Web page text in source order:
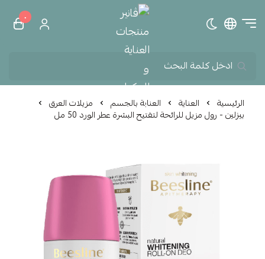
تبديل الوضع الداكنڤانير منتجات العناية و
٠
الرئيسية العناية العناية بالجسم مزيلات العرق
بيزلين - رول مزيل للرائحة لتفتيح البشرة عطر الورد 50 مل